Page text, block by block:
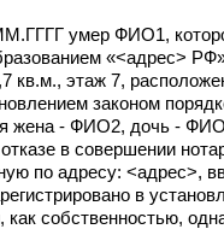
умер ФИО1,
«<адрес>
кв.м., этаж 7,
законом
жена - ФИО2, дочь -
в совершении
по адресу: <адрес>,
в
как собственностью,